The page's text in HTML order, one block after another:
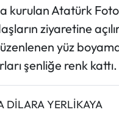
kurulan Atatürk
ziyaretine
yüz
şenliğe renk kattı.
DİLARA YERLİKAYA